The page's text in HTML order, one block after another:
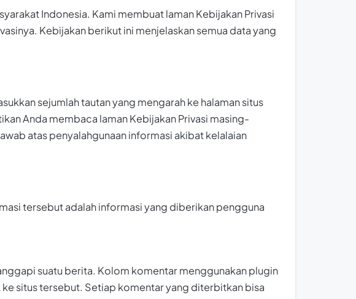
Indonesia. Kami membuat laman Kebijakan Privasi
Kebijakan berikut ini menjelaskan semua data yang
sejumlah tautan yang mengarah ke halaman situs
Anda membaca laman Kebijakan Privasi masing-
atas penyalahgunaan informasi akibat kelalaian
tersebut adalah informasi yang diberikan pengguna
suatu berita. Kolom komentar menggunakan plugin
situs tersebut. Setiap komentar yang diterbitkan bisa